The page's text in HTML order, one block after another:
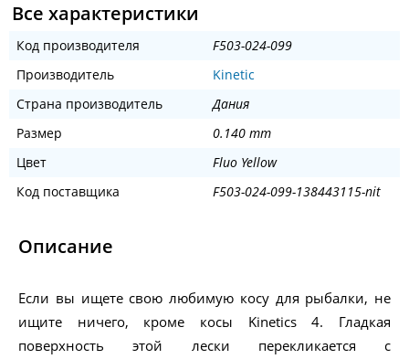
Все характеристики
Код производителя
F503-024-099
Производитель
Kinetic
Страна производитель
Дания
Размер
0.140 mm
Цвет
Fluo Yellow
Код поставщика
F503-024-099-138443115-nit
Описание
Если вы ищете свою любимую косу для рыбалки, не
ищите ничего, кроме косы Kinetics 4. Гладкая
поверхность этой лески перекликается с